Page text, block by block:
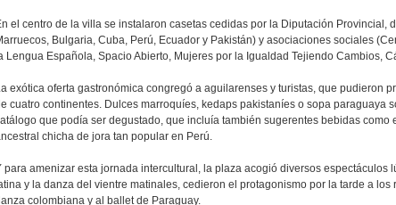
el centro de la villa se instalaron casetas cedidas por la Diputación Provincial,
Bulgaria, Cuba, Perú, Ecuador y Pakistán) y asociaciones sociales
Lengua Española, Spacio Abierto, Mujeres por la Igualdad Tejiendo Cambios,
exótica oferta gastronómica congregó a aguilarenses y turistas, que pudieron
cuatro continentes. Dulces marroquíes, kedaps pakistaníes o sopa paraguaya
que podía ser degustado, que incluía también sugerentes bebidas como
chicha de jora tan popular en Perú.
para amenizar esta jornada intercultural, la plaza acogió diversos espectáculos
y la danza del vientre matinales, cedieron el protagonismo por la tarde a
colombiana y al ballet de Paraguay.